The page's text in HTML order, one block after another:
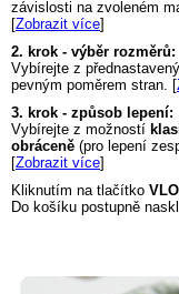
závislosti na zvoleném
[Zobrazit více]
2. krok - výběr rozměrů:
Vybírejte z
pevným poměrem stran. [
3. krok - způsob lepení:
Vybírejte z možností
obráceně (pro lepení
[Zobrazit více]
Kliknutím na tlačítko
Do košíku postupně